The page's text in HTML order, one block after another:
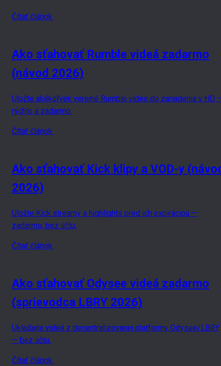
Čítať článok
Ako sťahovať Rumble videá zadarmo
(návod 2026)
Uložte akékoľvek verejné Rumble video do zariadenia v HD
rýchlo a zadarmo.
Čítať článok
Ako sťahovať Kick klipy a VOD-y
2026)
Uložte Kick streamy a highlights pred ich expiráciou —
zadarmo, bez účtu.
Čítať článok
Ako sťahovať Odysee videá zadarmo
(sprievodca LBRY 2026)
Ukladajte videá z decentralizovanej platformy Odysee/LBRY
— bez účtu.
Čítať článok